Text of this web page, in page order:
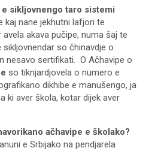
sikljovnengo taro sistemi
kaj nane jekhutni lafjori te
akava pučipe, numa šaj te
sikljovnendar so čhinavdje o
nesavo sertifikati. O Ačhavipe o
so tiknjardjovela o numero e
dikhibe e manušengo, ja
ki aver škola, kotar dijek aver
ačhavipe e školako?
e Srbijako na pendjarela